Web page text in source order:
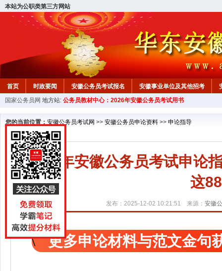
本站为公职类第三方网站
首页 时政要闻 安徽公务员考试报名 安徽事业单位及其他招考
安徽公务员行测试题 在线咨询 教材中心
国家公务员网 地方站: 公务员教材中心：2026年安徽公务员考试用书
您的当前位置： 安徽公务员考试网 >> 安徽公务员申论资料 >> 申论指导
2026年安徽公务员考试申论
这
发布：2025-12-02 10:21:51 来源： 安徽
更多申论材料与范文金句